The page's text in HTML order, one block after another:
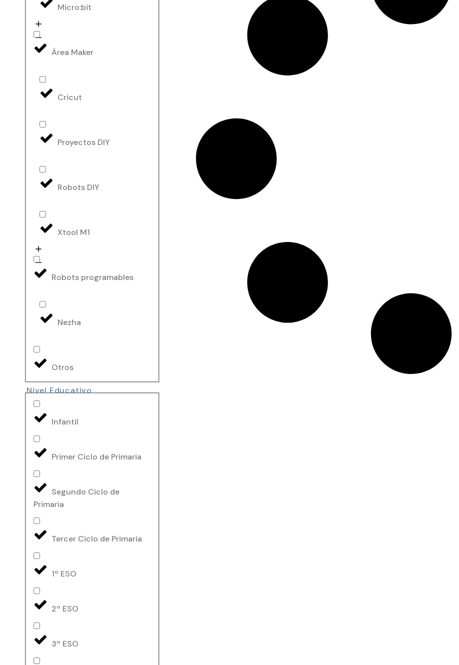
Micro:bit
Área Maker
Cricut
Proyectos DIY
Robots DIY
Xtool M1
Robots programables
Nezha
Otros
Nivel Educativo
Infantil
Primer Ciclo de Primaria
Segundo Ciclo de
Primaria
Tercer Ciclo de Primaria
1º ESO
2º ESO
3º ESO